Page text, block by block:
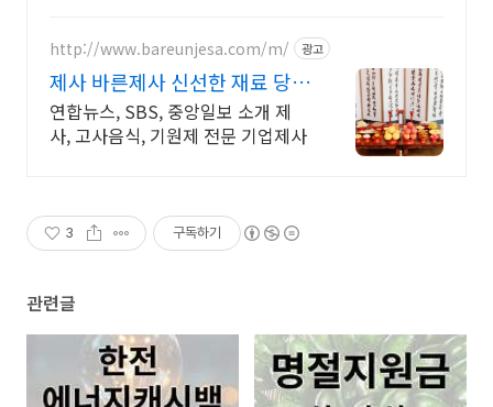
http://www.bareunjesa.com/m/ 광고
제사 바른제사 신선한 재료 당일
조리/배송
연합뉴스, SBS, 중앙일보 소개 제
사, 고사음식, 기원제 전문 기업제사
3 구독하기
관련글